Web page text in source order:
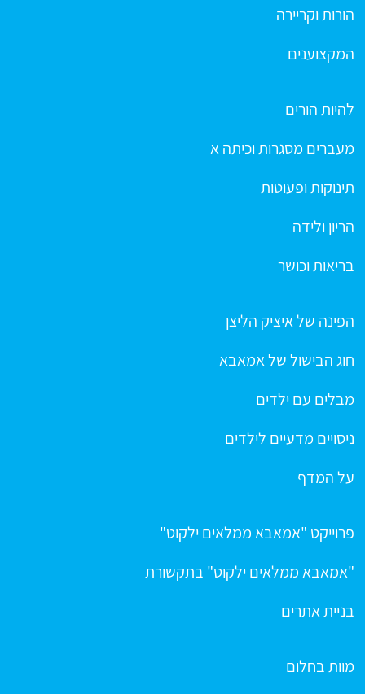
הורות וקריירה
המקצוענים
להיות הורים
מעברים מסגרות וכיתה א
תינוקות ופעוטות
הריון ולידה
בריאות וכושר
הפינה של איציק הליצן
חוג הבישול של אמאבא
מבלים עם ילדים
ניסויים מדעיים לילדים
על המדף
פרוייקט "אמאבא ממלאים ילקוט"
"אמאבא ממלאים ילקוט" בתקשורת
בניית אתרים
מוות בחלום